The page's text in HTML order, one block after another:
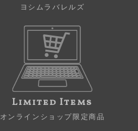
ヨシムラバレルズ
Limited Items
オンラインショップ限定商品